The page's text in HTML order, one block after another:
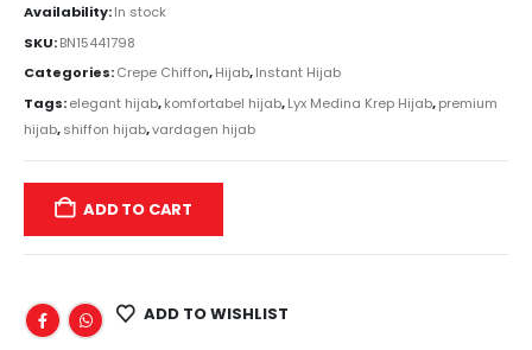
Availability:In stock
SKU:BN15441798
Categories:Crepe Chiffon,Hijab,Instant Hijab
Tags:elegant hijab,komfortabel hijab,Lyx Medina Krep Hijab,premium
hijab,shiffon hijab,vardagen hijab
ADD TO CART
ADD TO WISHLIST